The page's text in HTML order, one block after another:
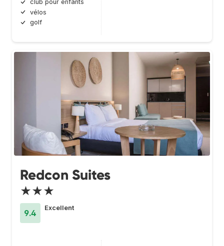
club pour enfants
vélos
golf
Redcon Suites
★★★
9.4
Excellent